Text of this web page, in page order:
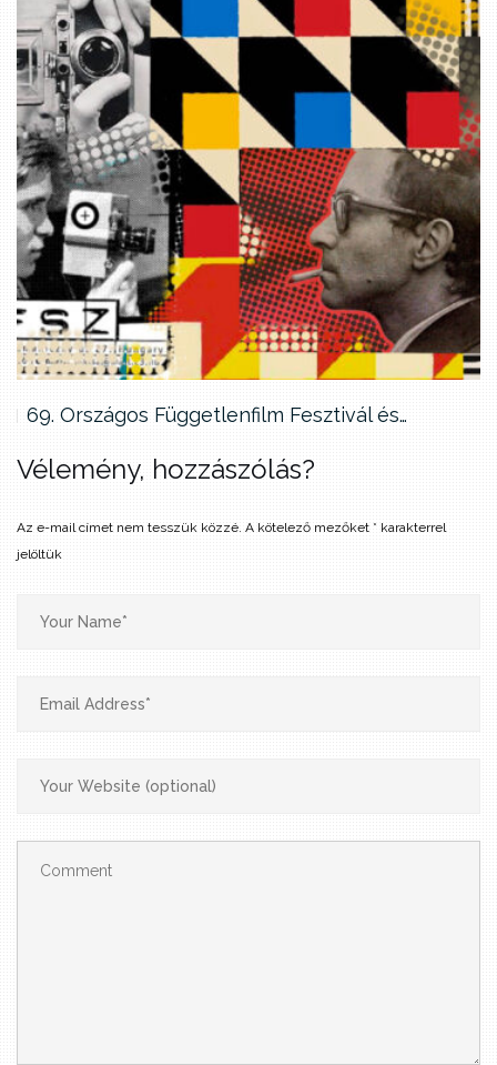
69. Országos Függetlenfilm Fesztivál és…
Vélemény, hozzászólás?
Az e-mail címet nem tesszük közzé. A kötelező mezőket * karakterrel
jelöltük